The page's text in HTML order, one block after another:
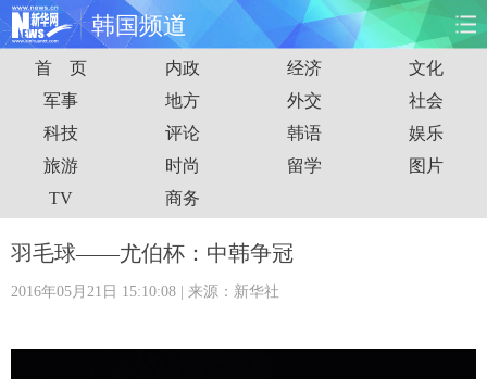
韩国频道
首页 时政 国际 财经
娱乐 体育 人事 教育
时尚 思客
港澳 台湾 华人
科技 能源
首 页 内政 经济
文化
军事
地方 外交
社会
科技
评论 韩语
娱乐
旅游
时尚 留学
图片
TV
商务
羽毛球——尤伯杯：中韩争冠
2016年05月21日 15:10:08 | 来源：新华社